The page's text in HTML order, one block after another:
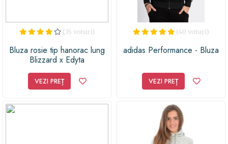
(35 voturi)
Bluza rosie tip hanorac lung
Blizzard x Edyta
VEZI PREȚ
(40 voturi)
adidas Performance - Bluza
VEZI PREȚ